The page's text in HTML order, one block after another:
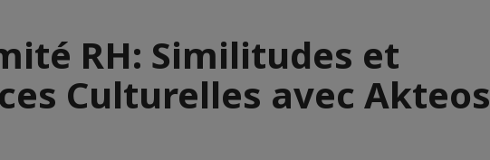
RH: Similitudes et
Culturelles avec Akteos